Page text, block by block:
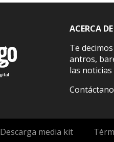
ACERCA
Te
antros,
las
Descarga media kit